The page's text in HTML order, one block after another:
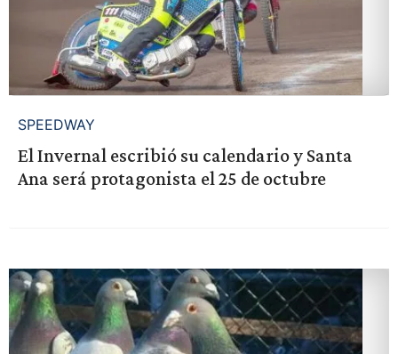
SPEEDWAY
El Invernal escribió su calendario y Santa
Ana será protagonista el 25 de octubre